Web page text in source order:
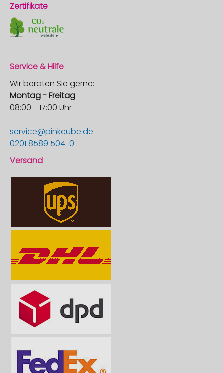
Zertifikate
Service & Hilfe
Wir beraten Sie gerne:
Montag - Freitag
08:00 - 17:00 Uhr
service@pinkcube.de
0201 8589 504-0
Versand